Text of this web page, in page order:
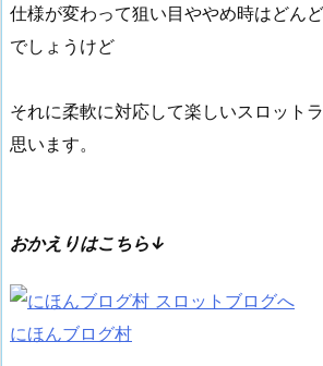
仕様が変わって狙い目ややめ時はどん
でしょうけど
それに柔軟に対応して楽しいスロット
思います。
おかえりはこちら↓
にほんブログ村